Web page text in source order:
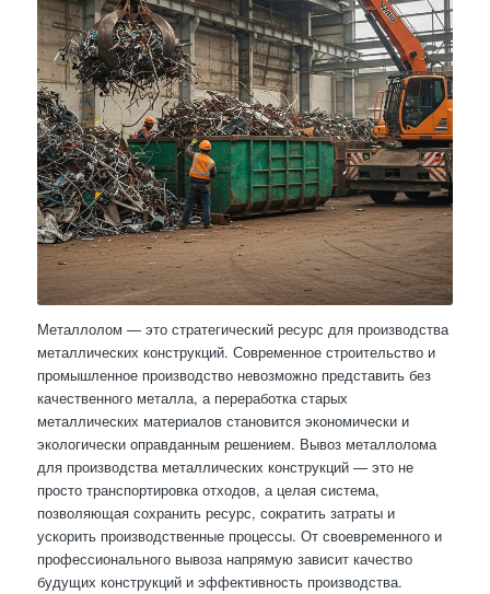
Металлолом — это стратегический ресурс для производства
металлических конструкций. Современное строительство и
промышленное производство невозможно представить без
качественного металла, а переработка старых
металлических материалов становится экономически и
экологически оправданным решением. Вывоз металлолома
для производства металлических конструкций — это не
просто транспортировка отходов, а целая система,
позволяющая сохранить ресурс, сократить затраты и
ускорить производственные процессы. От своевременного и
профессионального вывоза напрямую зависит качество
будущих конструкций и эффективность производства.